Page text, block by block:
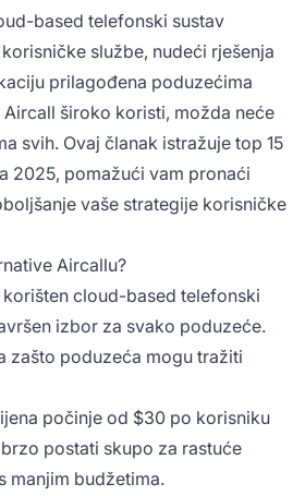
based telefonski sustav
službe, nudeći rješenja
prilagođena poduzećima
Aircall široko koristi, možda neće
svih. Ovaj članak istražuje top 15
2025, pomažući vam pronaći
vaše strategije korisničke
Aircallu?
cloud-based telefonski
izbor za svako poduzeće.
zašto poduzeća mogu tražiti
počinje od $30 po korisniku
postati skupo za rastuće
manjim budžetima.